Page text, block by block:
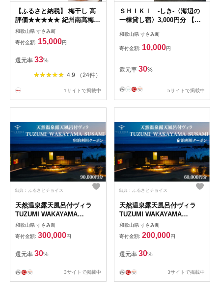
【ふるさと納税】 梅干し 高
評価★★★★★ 紀州南高梅
大粒 はちみつ梅干し 1kg 塩
分約8% ご家庭用 無選別 訳あ
り 訳アリ 梅 梅干 梅干し う
め ウメ 南高梅 はちみつ梅 は
ちみつ梅干 大粒 大容量 たっ
ぷり お得 ご飯のお供 人気 健
和歌山県 すさみ町
寄付金額: 15,000円
還元率 33%
4.9 （24件）
1サイトで掲載中
ＳＨＩＫＩ ‐しき‐〈海辺の
一棟貸し宿〉3,000円分 【１
イベート ♪一棟丸ごと貸し切
りプラン /幼児添い寝無料 /
ポーツ BBQ 海水浴 サーフィ
ン 釣り 夏休み 体験 旅行
和歌山県 すさみ町
寄付金額: 10,000円
還元率 30%
5サイトで掲載中
出典：ふるさとチョイス
天然温泉露天風呂付ヴィラ
TUZUMI WAKAYAMA
SUSAMI 宿泊利用クーポン
90,000円分 全室オーシャンビ
ュー / ヴィラ 宿泊 旅行 観光
温泉 天然温泉 クーポン チケ
ット 予約 和歌山県 すさみ町
和歌山県 すさみ町
寄付金額: 300,000円
還元率 30%
3サイトで掲載中
出典：ふるさとチョイス
天然温泉露天風呂付ヴィラ
TUZUMI WAKAYAMA
SUSAMI 宿泊利用クーポン
60,000円分 全室オーシャンビ
ュー / ヴィラ 宿泊 旅行 観光
温泉 天然温泉 クーポン チケ
ット 予約 和歌山県 すさみ町
和歌山県 すさみ町
寄付金額: 200,000円
還元率 30%
3サイトで掲載中